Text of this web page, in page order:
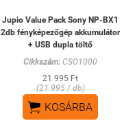
Jupio Value Pack Sony NP-BX1
2db fényképezőgép akkumulátor
+ USB dupla töltő
Cikkszám: CSO1000
21 995 Ft
(21 995 / db)
 KOSÁRBA